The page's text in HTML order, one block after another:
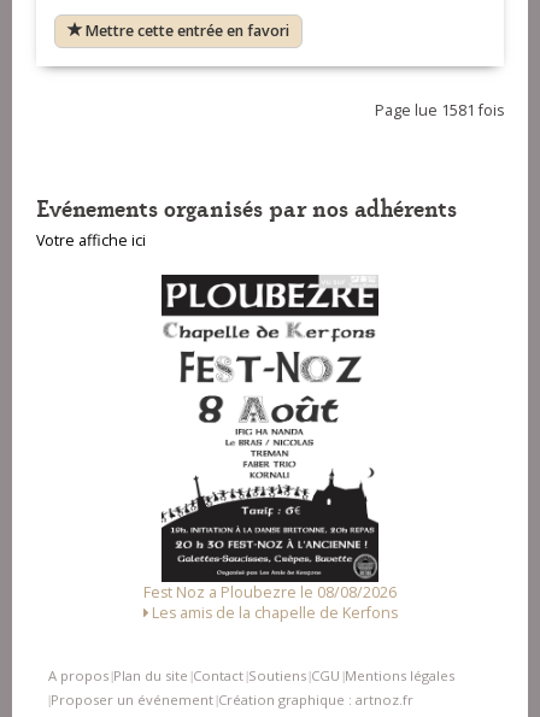
Mettre cette entrée en favori
Page lue 1581 fois
Evénements organisés par nos adhérents
Votre affiche ici
Fest Noz a Ploubezre le 08/08/2026
Les amis de la chapelle de Kerfons
A propos Plan du site Contact Soutiens CGU Mentions légales
Proposer un événement Création graphique : artnoz.fr